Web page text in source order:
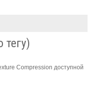
Compression доступной